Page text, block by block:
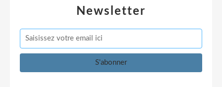
Newsletter